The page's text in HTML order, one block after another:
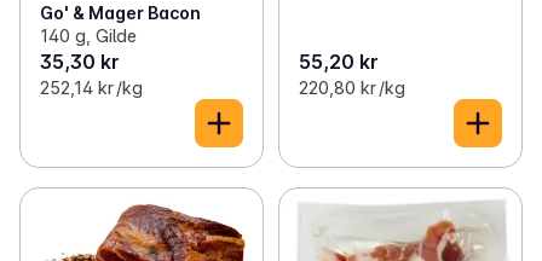
Go' & Mager Bacon
140 g, Gilde
35,30 kr
252,14 kr /kg
55,20 kr
220,80 kr /kg